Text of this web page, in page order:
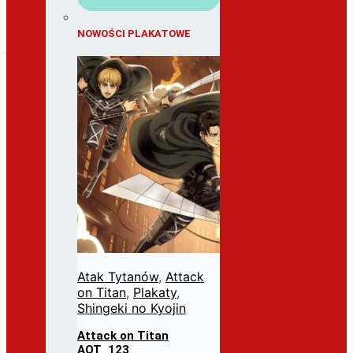
NOWOŚCI PLAKATOWE
Atak Tytanów, Attack
on Titan, Plakaty,
Shingeki no Kyojin
Attack on Titan
AOT_123